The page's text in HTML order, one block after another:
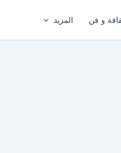
و فن المزيد